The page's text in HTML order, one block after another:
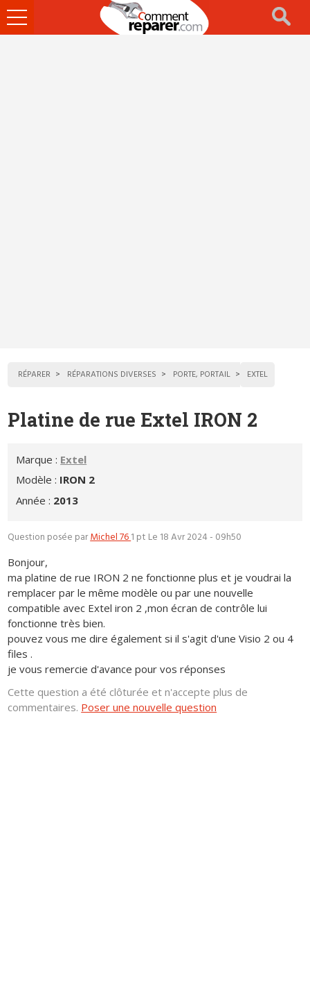
Ouvrir
le
RÉPARER RÉPARATIONS DIVERSES PORTE, PORTAIL EXTEL
Platine de rue Extel IRON 2
Marque : Extel
Modèle : IRON 2
Année : 2013
Question posée parMichel 761 pt Le 18 Avr 2024 - 09h50
Bonjour,
ma platine de rue IRON 2 ne fonctionne plus et je voudrai la
remplacer par le même modèle ou par une nouvelle
compatible avec Extel iron 2 ,mon écran de contrôle lui
fonctionne très bien.
pouvez vous me dire également si il s'agit d'une Visio 2 ou 4
files .
je vous remercie d'avance pour vos réponses
Cette question a été clôturée et n'accepte plus de
commentaires. Poser une nouvelle question